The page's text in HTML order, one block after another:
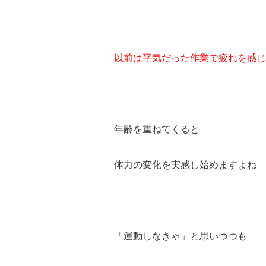
以前は平気だった作業で疲れを感
年齢を重ねてくると
体力の変化を実感し始めますよね
「運動しなきゃ」と思いつつも